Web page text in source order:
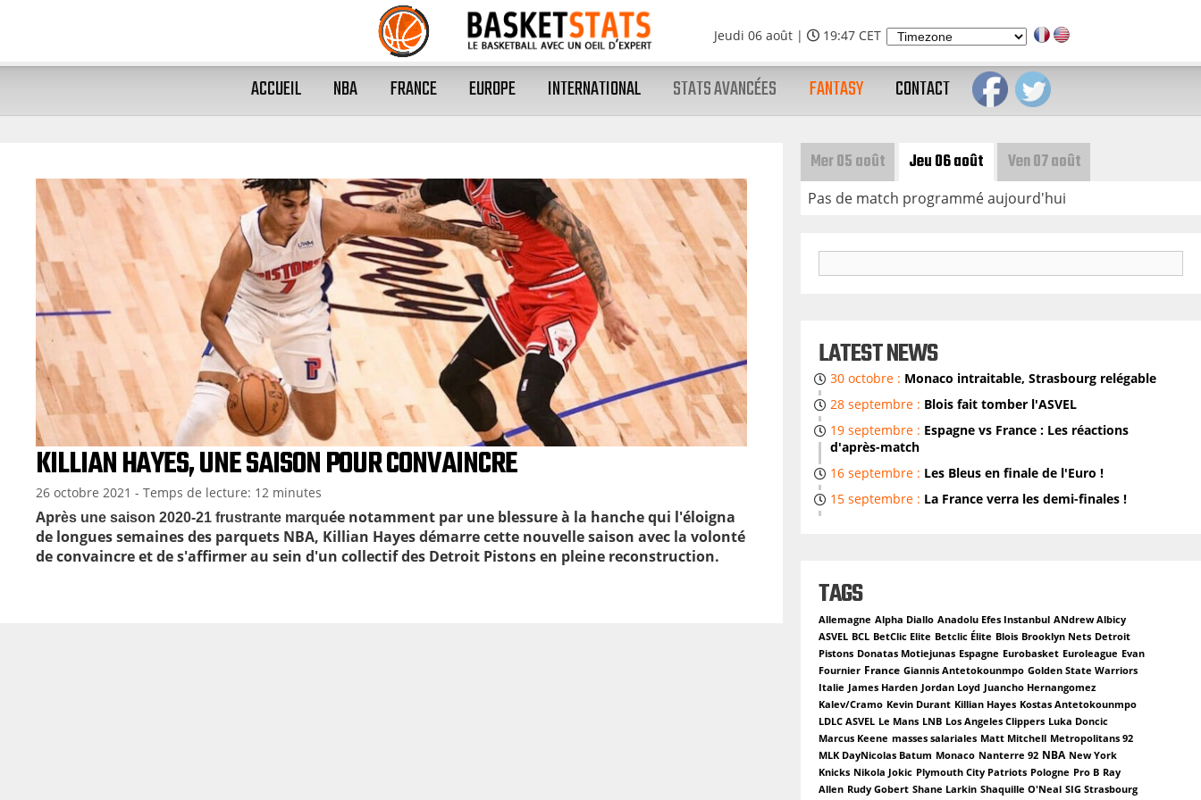
Jeudi 06 août | 19:47 CET
ACCUEIL NBA FRANCE EUROPE INTERNATIONAL STATS AVANCÉES FANTASY CONTACT
KILLIAN HAYES, UNE SAISON POUR CONVAINCRE
26 octobre 2021 - Temps de lecture: 12 minutes
Après une saison 2020-21 frustrante marquée notamment par une blessureà la hanche qui l'éloigna
de longues semaines des parquets NBA, Killian Hayes démarre cette nouvelle saison avec la volonté
de convaincre et de s'affirmer au sein d'un collectif des Detroit Pistons en pleine reconstruction.
Mer 05 août Jeu 06 août
Pas de match programmé aujourd'hui
Ven 07 août
S
R
C
H
LATEST NEWS
30 octobre : Monaco intraitable, Strasbourg relégable
28 septembre : Blois fait tomber l'ASVEL
19 septembre : Espagne vs France : Les réactions
d'après-match
16 septembre : Les Bleus en finale de l'Euro !
15 septembre : La France verra les demi-finales !
TAGS
Allemagne Alpha Diallo Anadolu Efes Instanbul ANdrew Albicy
ASVEL BCL BetClic Elite Betclic Élite Blois Brooklyn Nets Detroit
Pistons Donatas Motiejunas Espagne Eurobasket Euroleague Evan
Fournier France Giannis Antetokounmpo Golden State Warriors
Italie James Harden Jordan Loyd Juancho Hernangomez
Kalev/Cramo Kevin Durant Killian Hayes Kostas Antetokounmpo
LDLC ASVEL Le Mans LNB Los Angeles Clippers Luka Doncic
Marcus Keene masses salariales Matt Mitchell Metropolitans 92
MLK DayNicolas Batum Monaco Nanterre 92 NBA New York
Knicks Nikola Jokic Plymouth City Patriots Pologne Pro B Ray
Allen Rudy Gobert Shane Larkin Shaquille O'Neal SIG Strasbourg